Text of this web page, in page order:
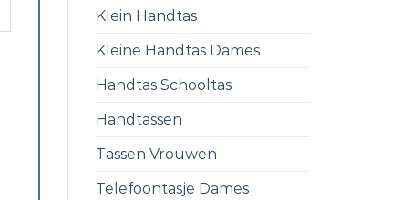
Klein Handtas
Kleine Handtas Dames
Handtas Schooltas
Handtassen
Tassen Vrouwen
Telefoontasje Dames